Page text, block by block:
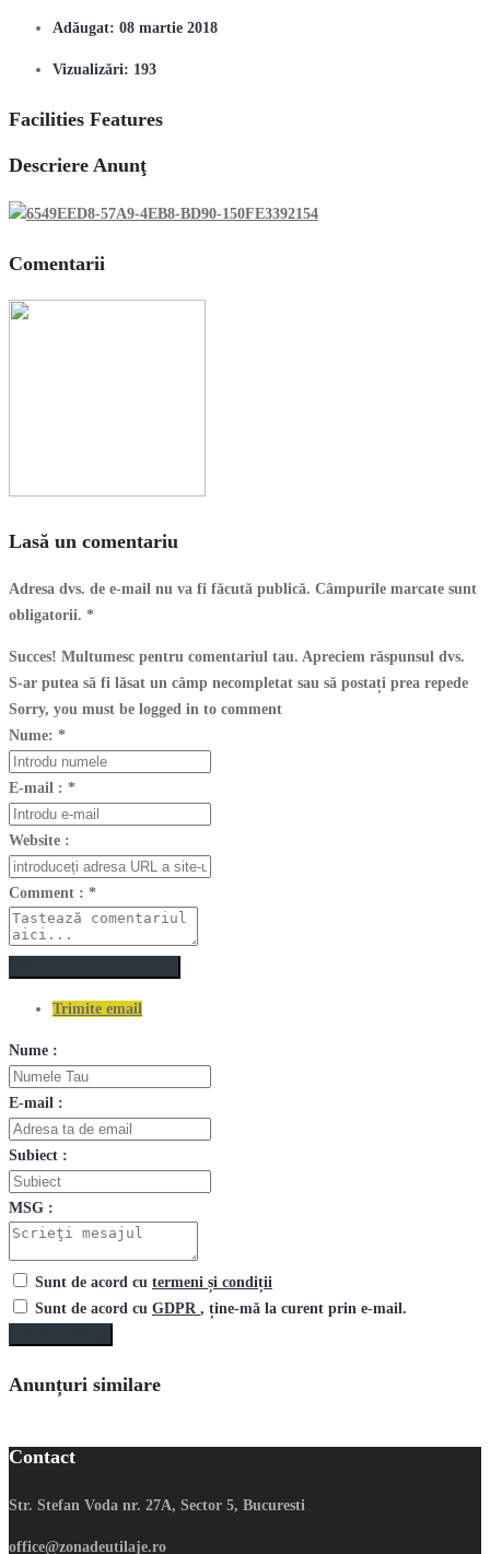
Adăugat: 08 martie 2018
Vizualizări: 193
Facilities Features
Descriere Anunţ
Comentarii
Lasă un comentariu
Adresa dvs. de e-mail nu va fi făcută publică. Câmpurile marcate sunt
obligatorii. *
Succes! Multumesc pentru comentariul tau. Apreciem răspunsul dvs.
S-ar putea să fi lăsat un câmp necompletat sau să postați prea repede
Sorry, you must be logged in to comment
Nume: *
E-mail : *
Website :
Comment : *
Trimite email
Nume :
E-mail :
Subiect :
MSG :
Sunt de acord cu termeni și condiții
Sunt de acord cu GDPR , ține-mă la curent prin e-mail.
Anunțuri similare
Contact
Str. Stefan Voda nr. 27A, Sector 5, Bucuresti
office@zonadeutilaje.ro